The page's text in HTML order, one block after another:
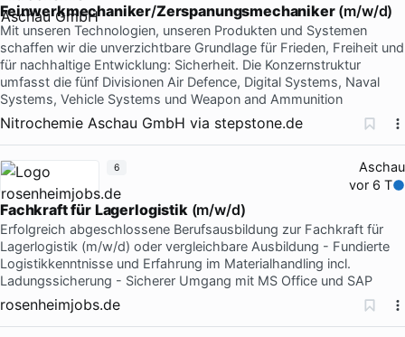
Feinwerkmechaniker/Zerspanungsmechaniker(m/w/d)
Mit unseren Technologien, unseren Produkten und Systemen
schaffen wir die unverzichtbare Grundlage für Frieden, Freiheit und
für nachhaltige Entwicklung: Sicherheit. Die Konzernstruktur
umfasst die fünf Divisionen Air Defence, Digital Systems, Naval
Systems, Vehicle Systems und Weapon and Ammunition
Nitrochemie Aschau GmbH via stepstone.de
Aschau
vor 6 T
Fachkraftfür Lagerlogistik (m/w/d)
Erfolgreich abgeschlossene Berufsausbildung zur Fachkraft für
Lagerlogistik (m/w/d) oder vergleichbare Ausbildung - Fundierte
Logistikkenntnisse und Erfahrung im Materialhandling incl.
Ladungssicherung - Sicherer Umgang mit MS Office und SAP
rosenheimjobs.de
6